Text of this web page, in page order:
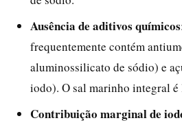
Ausência de aditivos químicos
frequentemente contém
aluminossilicato de sódio) e
iodo). O sal marinho integral
Contribuição marginal de